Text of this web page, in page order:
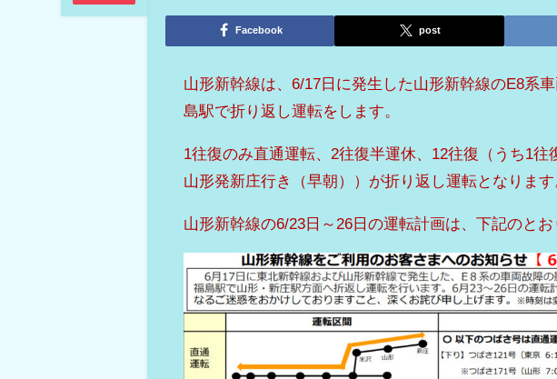
Facebook post
山形新幹線は、6/17日に発生した山形新幹線のE8系
島駅で折り返し運転をします。
1往復のみ直通運転、2往復半運休、12往復（うち1
山形発新庄行き（早朝））が折り返し運転となります
山形新幹線の6/23日～26日の運転計画は、下記のとお